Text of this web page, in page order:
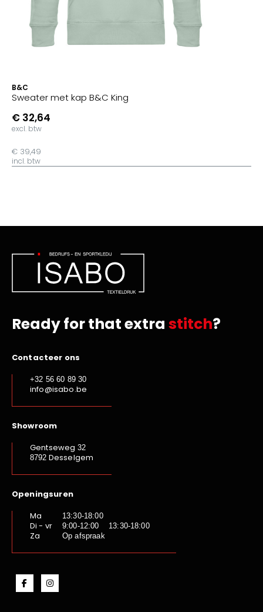
B&C
Sweater met kap B&C King
€ 32,64
excl. btw
€ 39,49
incl. btw
Ready for that extra stitch?
Contacteer ons
+32 56 60 89 30
info@isabo.be
Showroom
Gentseweg 32
8792 Desselgem
Openingsuren
Ma
13:30-18:00
Di - vr 9:00-12:00 13:30-18:00
Za Op afspraak